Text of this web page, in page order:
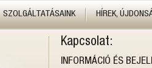
SZOLGÁLTATÁSAINK HÍREK,
Kapcsolat:
INFORMÁCIÓ ÉS